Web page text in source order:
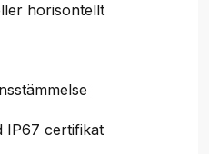
horisontellt
IP67 certifikat